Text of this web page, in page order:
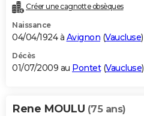
Créer une cagnotte obsèques
Naissance
04/04/1924 à Avignon (Vaucluse)
Décès
01/07/2009 au Pontet(Vaucluse)
Rene MOULU (75 ans)